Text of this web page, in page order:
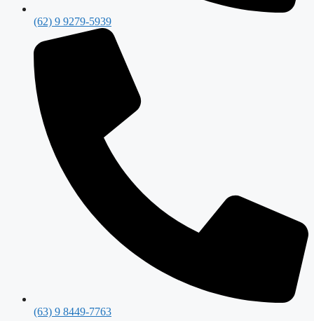
(62) 9 9279-5939
(63) 9 8449-7763